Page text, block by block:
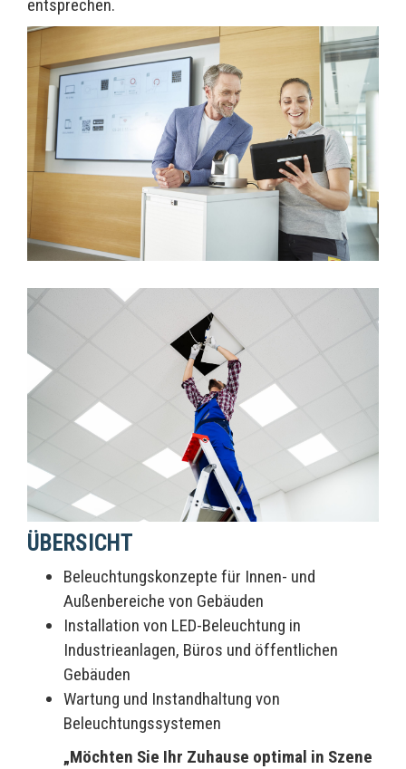
entsprechen.
ÜBERSICHT
Beleuchtungskonzepte für Innen- und
Außenbereiche von Gebäuden
Installation von LED-Beleuchtung in
Industrieanlagen, Büros und öffentlichen
Gebäuden
Wartung und Instandhaltung von
Beleuchtungssystemen
„Möchten Sie Ihr Zuhause optimal in Szene